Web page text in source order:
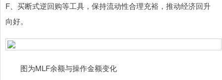
F、买断式逆回购等工具，保持流动性合理充裕，推动经济回升
向好。
图为MLF余额与操作金额变化